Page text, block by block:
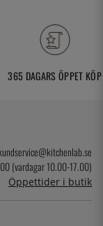
365 DAGARS ÖPPET KÖP
(vardagar 10.00-17.00)
Öppettider i butik